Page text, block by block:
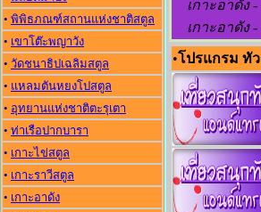
• พิพิธภณฑ์สถานแห่งชาติสตูล
• เขาโต๊ะพญาวัง
• วัดชนาธิปเฉลิมสตูล
• แหลมตันหยงโปสตูล
• อุทยานแห่งชาติตะรุเตา
• ท่าเรือปากบารา
• เกาะไข่สตูล
• เกาะราวีสตูล
• เกาะอาดัง
เกาะอาดัง -
เกาะอาดัง -
•โปรแกรม ทั